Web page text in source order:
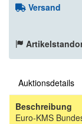
Versand
Auktionsdetails
Beschreibung
Euro-KMS